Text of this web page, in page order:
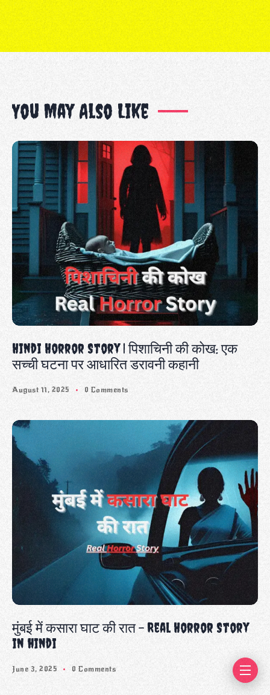
You May Also Like
Hindi Horror Story | पिशाचिनी की कोख: एक
सच्ची घटना पर आधारित डरावनी कहानी
August 11, 2025 0 Comments
मुंबई में कसारा घाट की रात – Real Horror Story
in hindi
June 3, 2025 0 Comments